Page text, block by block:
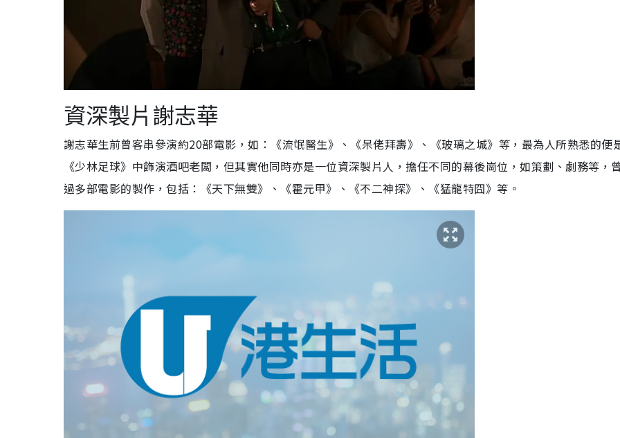
資深製片謝志華
謝志華生前曾客串參演約20部電影，如：《流氓醫生》、《呆佬拜壽》、《玻璃之城》等，最為人所熟悉的便
《少林足球》中飾演酒吧老闆，但其實他同時亦是一位資深製片人，擔任不同的幕後崗位，如策劃、劇務等，
過多部電影的製作，包括：
《天下無雙》、《霍元甲》、《不二神探》、《猛龍特囧》等。